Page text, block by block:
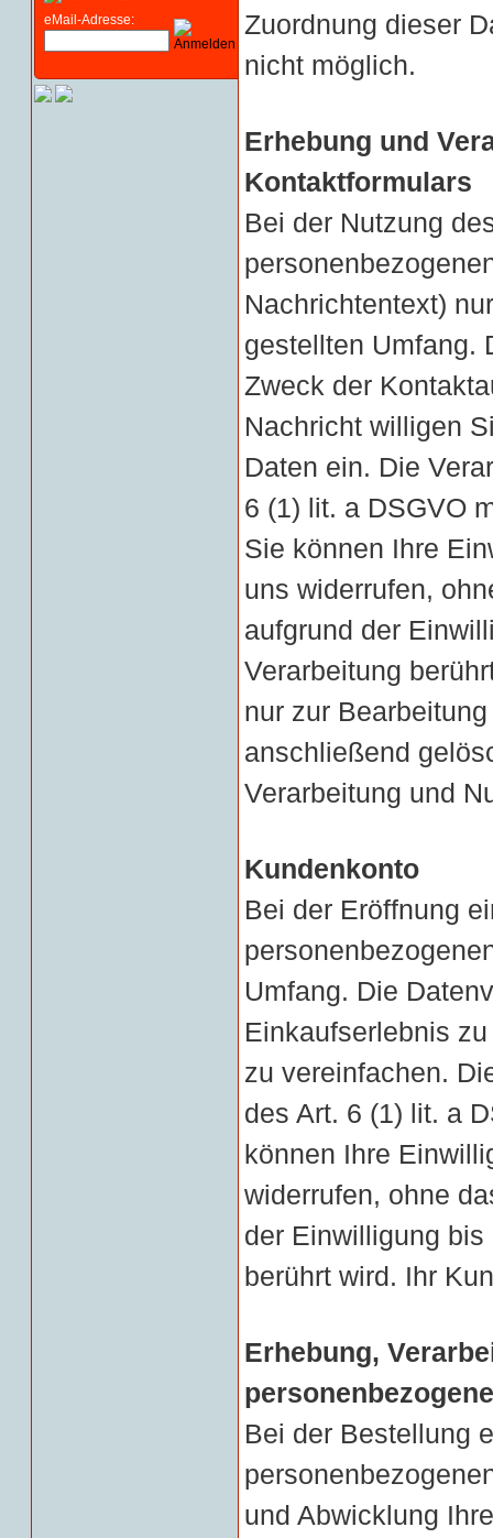
eMail-Adresse:
Zuordnung dieser
nicht möglich.
Erhebung und
Kontaktformulars
Bei der Nutzung
Nachrichtentext)
gestellten Umfang.
Zweck der
Nachricht willigen
Daten ein. Die
6 (1) lit. a DSGVO
Sie können Ihre
uns widerrufen,
aufgrund der
Verarbeitung
nur zur
anschließend
Verarbeitung und
Kundenkonto
Bei der Eröffnung
Umfang. Die
Einkaufserlebnis
zu vereinfachen.
des Art. 6 (1) lit. a
können Ihre
widerrufen, ohne
der Einwilligung
berührt wird. Ihr
Erhebung,
Bei der Bestellung
und Abwicklung